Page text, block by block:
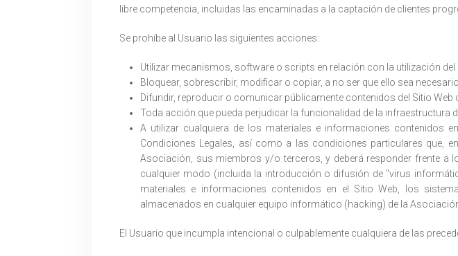
libre competencia, incluidas las encaminadas a la captación de clientes
Se prohíbe al Usuario las siguientes acciones:
Utilizar mecanismos, software o scripts en relación con la utilización del
Bloquear, sobrescribir, modificar o copiar, a no ser que ello sea
Difundir, reproducir o comunicar públicamente contenidos del Sitio
Toda acción que pueda perjudicar la funcionalidad de la infraestructura
A utilizar cualquiera de los materiales e informaciones contenidos
Condiciones Legales, así como a las condiciones particulares que,
Asociación, sus miembros y/o terceros, y deberá responder frente
cualquier modo (incluida la introducción o difusión de "virus
materiales e informaciones contenidos en el Sitio Web, los
almacenados en cualquier equipo informático (hacking) de la
El Usuario que incumpla intencional o culpablemente cualquiera de las